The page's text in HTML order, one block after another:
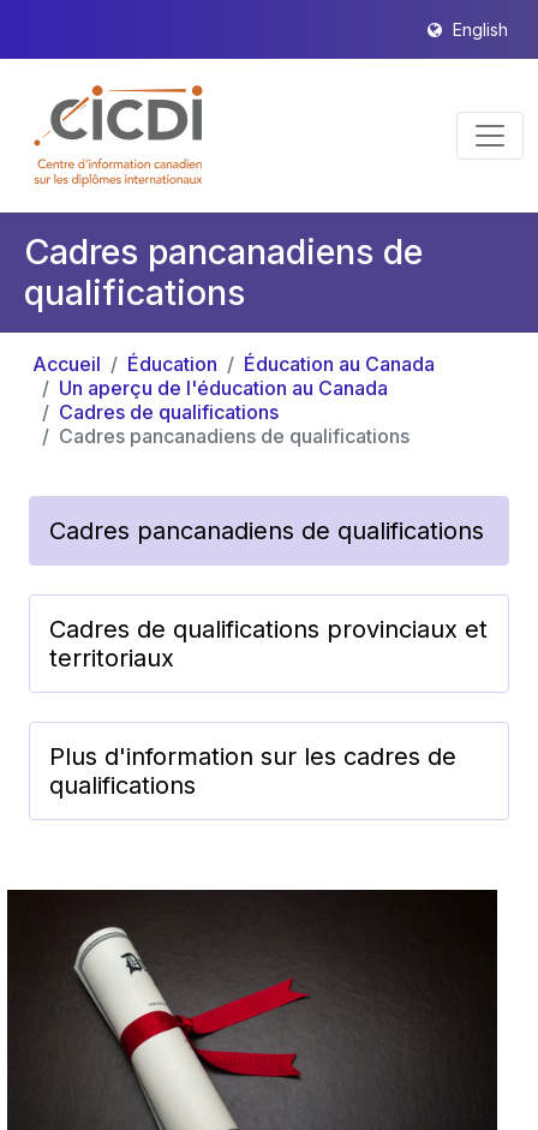
English
Cadres pancanadiens de
qualifications
Accueil Éducation
Éducation au Canada
Un aperçu de l'éducation au Canada
Cadres de qualifications
Cadres pancanadiens de qualifications
Cadres pancanadiens de qualifications
Cadres de qualifications provinciaux et
territoriaux
Plus d'information sur les cadres de
qualifications